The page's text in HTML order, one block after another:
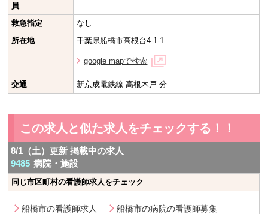
員
救急指定
なし
所在地
千葉県船橋市高根台4-1-1
google mapで検索
交通 新京成電鉄線 高根木戸 分
この求人と似た求人をチェックする！！
8/1（土）更新 掲載中の求人
9485 病院・施設
同じ市区町村の看護師求人をチェック
船橋市の看護師求人 船橋市の病院の看護師募集